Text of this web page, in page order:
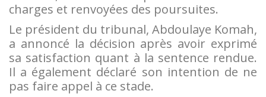
charges et renvoyées des poursuites.
Le président du tribunal, Abdoulaye Komah,
a annoncé la décision après avoir exprimé
sa satisfaction quant à la sentence rendue.
Il a également déclaré son intention de ne
pas faire appel à ce stade.